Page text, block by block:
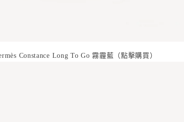
Constance Long To Go霧霾藍 （點擊購買 ）